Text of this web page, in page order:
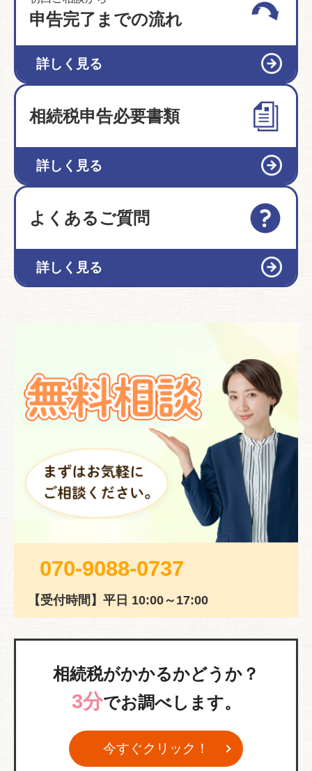
申告完了までの流れ
詳しく見る
相続税申告必要書類
詳しく見る
よくあるご質問
詳しく見る
070-9088-0737
【受付時間】平日 10:00～17:00
相続税がかかるかどうか？
3分でお調べします。
今すぐクリック！